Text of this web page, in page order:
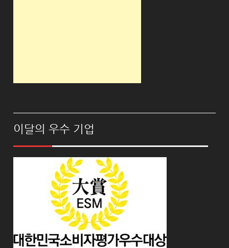
이달의 우수 기업